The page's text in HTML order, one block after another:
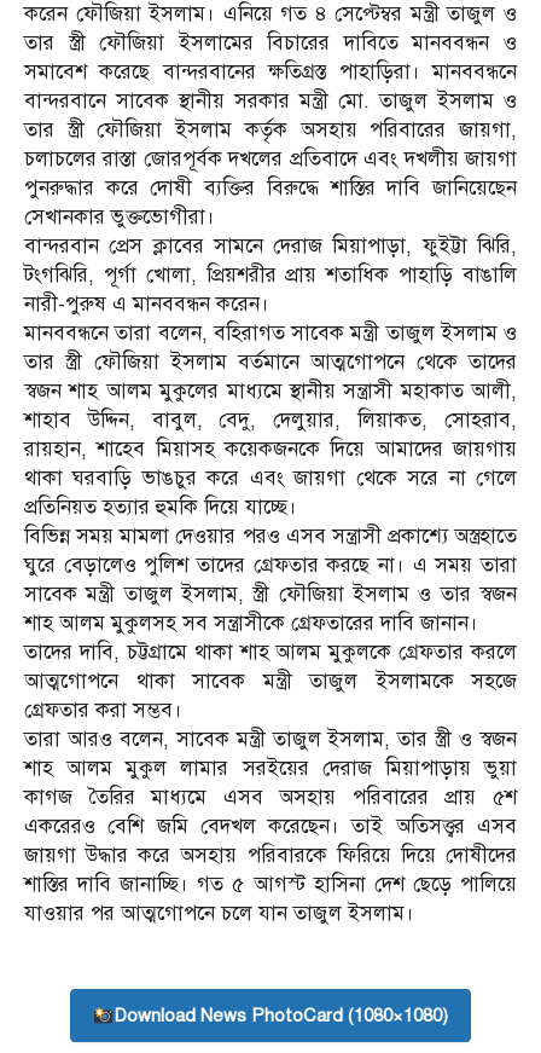
করেন ফৌজিয়া ইসলাম। এনিয়ে গত ৪ সেপ্টেম্বর মন্ত্রী তাজুল ও
তার স্ত্রী ফৌজিয়া ইসলামের বিচারের দাবিতে মানববন্ধন ও
সমাবেশ করেছে বান্দরবানের ক্ষতিগ্রস্ত পাহাড়িরা। মানববন্ধনে
বান্দরবানে সাবেক স্থানীয় সরকার মন্ত্রী মো. তাজুল ইসলাম ও
তার স্ত্রী ফৌজিয়া ইসলাম কর্তৃক অসহায় পরিবারের জায়গা,
চলাচলের রাস্তা জোরপূর্বক দখলের প্রতিবাদে এবং দখলীয় জায়গা
পুনরুদ্ধার করে দোষী ব্যক্তির বিরুদ্ধে শাস্তির দাবি জানিয়েছেন
সেখানকার ভুক্তভোগীরা।
বান্দরবান প্রেস ক্লাবের সামনে দেরাজ মিয়াপাড়া, ফুইট্টা ঝিরি,
টংগঝিরি, পূর্গা খোলা, প্রিয়শরীর প্রায় শতাধিক পাহাড়ি বাঙালি
নারী-পুরুষ এ মানববন্ধন করেন।
মানববন্ধনে তারা বলেন, বহিরাগত সাবেক মন্ত্রী তাজুল ইসলাম ও
তার স্ত্রী ফৌজিয়া ইসলাম বর্তমানে আত্মগোপনে থেকে তাদের
স্বজন শাহ আলম মুকুলের মাধ্যমে স্থানীয় সন্ত্রাসী মহাকাত আলী,
শাহাব উদ্দিন, বাবুল, বেদু, দেলুয়ার, লিয়াকত, সোহরাব,
রায়হান, শাহেব মিয়াসহ কয়েকজনকে দিয়ে আমাদের জায়গায়
থাকা ঘরবাড়ি ভাঙচুর করে এবং জায়গা থেকে সরে না গেলে
প্রতিনিয়ত হত্যার হুমকি দিয়ে যাচ্ছে।
বিভিন্ন সময় মামলা দেওয়ার পরও এসব সন্ত্রাসী প্রকাশ্যে অস্ত্রহাতে
ঘুরে বেড়ালেও পুলিশ তাদের গ্রেফতার করছে না। এ সময় তারা
সাবেক মন্ত্রী তাজুল ইসলাম, স্ত্রী ফৌজিয়া ইসলাম ও তার স্বজন
শাহ আলম মুকুলসহ সব সন্ত্রাসীকে গ্রেফতারের দাবি জানান।
তাদের দাবি, চট্টগ্রামে থাকা শাহ আলম মুকুলকে গ্রেফতার করলে
আত্মগোপনে থাকা সাবেক মন্ত্রী তাজুল ইসলামকে সহজে
গ্রেফতার করা সম্ভব।
তারা আরও বলেন, সাবেক মন্ত্রী তাজুল ইসলাম, তার স্ত্রী ও স্বজন
শাহ আলম মুকুল লামার সরইয়ের দেরাজ মিয়াপাড়ায় ভুয়া
কাগজ তৈরির মাধ্যমে এসব অসহায় পরিবারের প্রায় ৫শ
একরেরও বেশি জমি বেদখল করেছেন। তাই অতিসত্ত্বর এসব
জায়গা উদ্ধার করে অসহায় পরিবারকে ফিরিয়ে দিয়ে দোষীদের
শাস্তির দাবি জানাচ্ছি। গত ৫ আগস্ট হাসিনা দেশ ছেড়ে পালিয়ে
যাওয়ার পর আত্মগোপনে চলে যান তাজুল ইসলাম।
Download News PhotoCard (1080×1080)